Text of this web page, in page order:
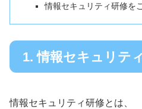
情報セキュリティ研修を
1. 情報セキュリテ
情報セキュリティ研修とは、